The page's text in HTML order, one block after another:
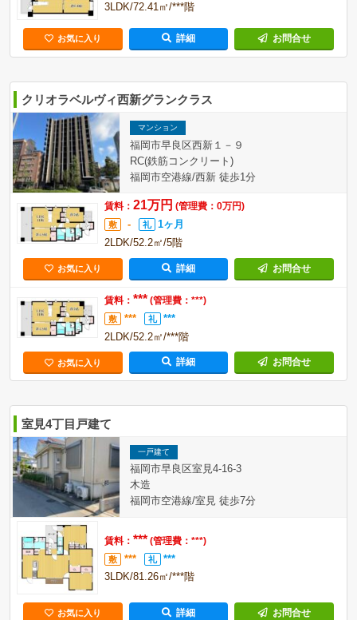
3LDK/72.41㎡/***階
お気に入り 詳細 お問合せ
クリオラベルヴィ西新グランクラス
マンション
福岡市早良区西新１－９
RC(鉄筋コンクリート)
福岡市空港線/西新 徒歩1分
賃料： 21万円 (管理費：0万円)
敷 - 礼
1ヶ月
2LDK/52.2㎡/5階
お気に入り 詳細 お問合せ
賃料： *** (管理費：***)
敷 *** 礼
***
2LDK/52.2㎡/***階
お気に入り 詳細 お問合せ
室見4丁目戸建て
一戸建て
福岡市早良区室見4-16-3
木造
福岡市空港線/室見 徒歩7分
賃料： *** (管理費：***)
敷 *** 礼
***
3LDK/81.26㎡/***階
お気に入り 詳細 お問合せ